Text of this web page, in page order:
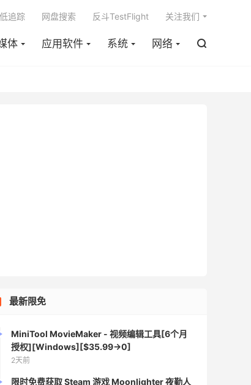
体 应用软件 系统 网络 
追踪 网盘搜索 反斗TestFlight 关注我们
最新限免
MiniTool MovieMaker - 视频编辑工具[6个月
授权][Windows][$35.99→0]
2天前
限时免费获取 Steam 游戏 Moonlighter 夜勤人